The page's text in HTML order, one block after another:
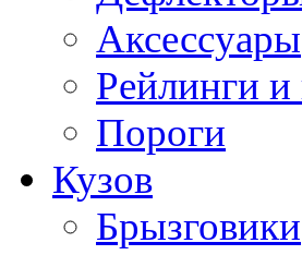
Аксессуары
Рейлинги
Пороги
Кузов
Брызговики